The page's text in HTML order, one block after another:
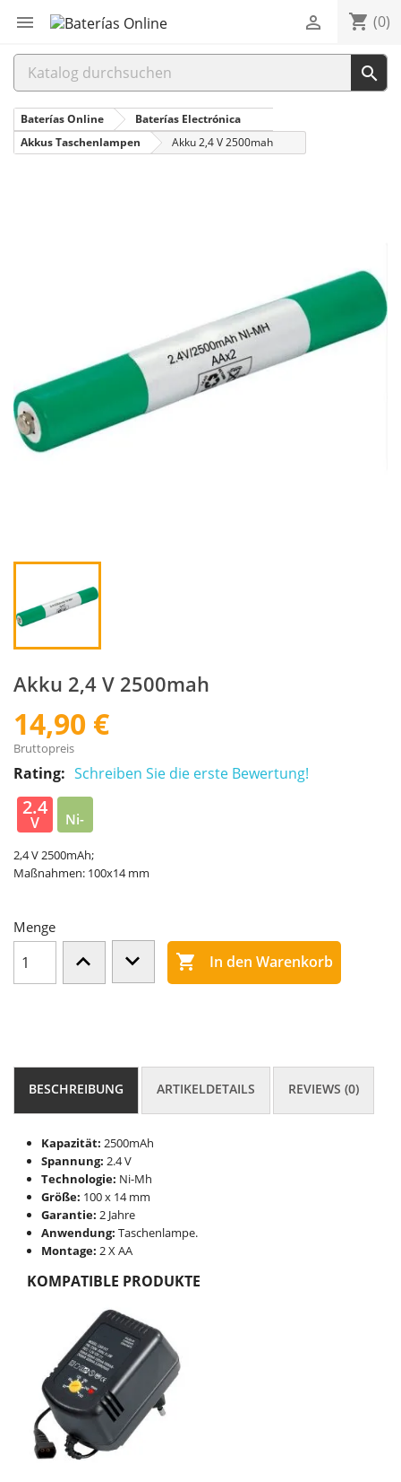
 shopping_cart (0)


Baterías Online
Baterías Electrónica
Akkus Taschenlampen
Akku 2,4 V 2500mah
Akku 2,4 V 2500mah
14,90 €
Bruttopreis
Rating: Schreiben Sie die erste Bewertung!
2.4
V
Ni-
MH
2,4 V 2500mAh;
Maßnahmen: 100x14 mm
Menge
 In den Warenkorb
BESCHREIBUNG ARTIKELDETAILS REVIEWS (0)
Kapazität: 2500mAh
Spannung: 2.4 V
Technologie: Ni-Mh
Größe: 100 x 14 mm
Garantie: 2 Jahre
Anwendung: Taschenlampe.
Montage: 2 X AA
KOMPATIBLE PRODUKTE